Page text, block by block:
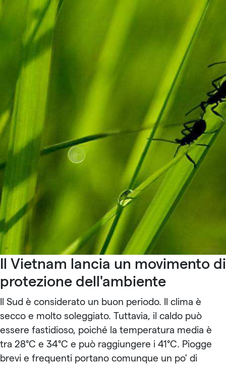
Il Vietnam lancia un movimento di
protezione dell'ambiente
Il Sud è considerato un buon periodo. Il clima è
secco e molto soleggiato. Tuttavia, il caldo può
essere fastidioso, poiché la temperatura media è
tra 28°C e 34°C e può raggiungere i 41°C. Piogge
brevi e frequenti portano comunque un po' di